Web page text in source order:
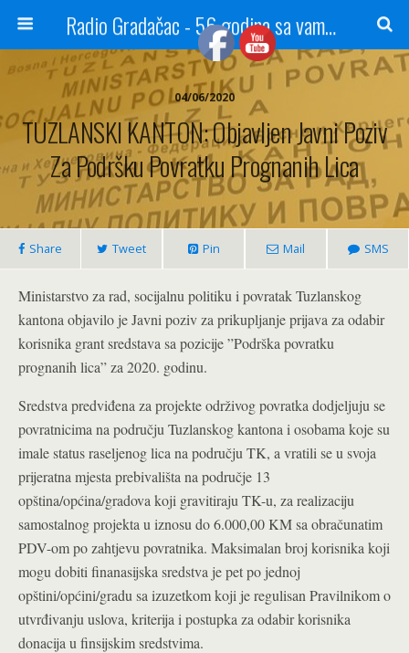
Radio Gradačac - 56 godina sa vama...
04/06/2020
TUZLANSKI KANTON: Objavljen Javni Poziv
Za Podršku Povratku Prognanih Lica
Share Tweet Pin Mail SMS
Ministarstvo za rad, socijalnu politiku i povratak Tuzlanskog
kantona objavilo je Javni poziv za prikupljanje prijava za odabir
korisnika grant sredstava sa pozicije ”Podrška povratku
prognanih lica” za 2020. godinu.
Sredstva predviđena za projekte održivog povratka dodjeljuju se
povratnicima na području Tuzlanskog kantona i osobama koje su
imale status raseljenog lica na području TK, a vratili se u svoja
prijeratna mjesta prebivališta na područje 13
opština/općina/gradova koji gravitiraju TK-u, za realizaciju
samostalnog projekta u iznosu do 6.000,00 KM sa obračunatim
PDV-om po zahtjevu povratnika. Maksimalan broj korisnika koji
mogu dobiti finanasijska sredstva je pet po jednoj
opštini/općini/gradu sa izuzetkom koji je regulisan Pravilnikom o
utvrđivanju uslova, kriterija i postupka za odabir korisnika
donacija u finsijskim sredstvima.